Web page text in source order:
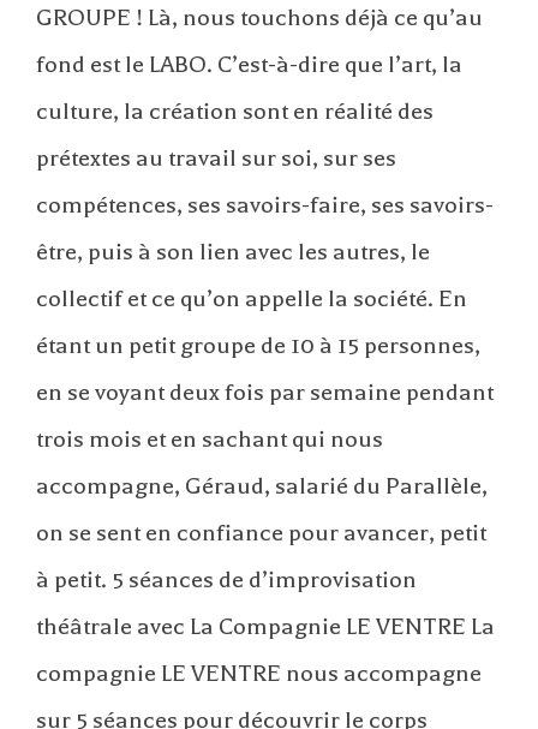
GROUPE ! Là, nous touchons déjà ce qu’au
fond est le LABO. C’est-à-dire que l’art, la
culture, la création sont en réalité des
prétextes au travail sur soi, sur ses
compétences, ses savoirs-faire, ses savoirs-
être, puis à son lien avec les autres, le
collectif et ce qu’on appelle la société. En
étant un petit groupe de 10 à 15 personnes,
en se voyant deux fois par semaine pendant
trois mois et en sachant qui nous
accompagne, Géraud, salarié du Parallèle,
on se sent en confiance pour avancer, petit
à petit. 5 séances de d’improvisation
théâtrale avec La Compagnie LE VENTRE La
compagnie LE VENTRE nous accompagne
sur 5 séances pour découvrir le corps